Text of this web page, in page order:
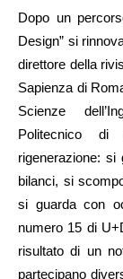
Dopo un
Design” si
direttore della
Sapienza di
Scienze
Politecnico di
rigenerazione:
bilanci, si
si guarda con
numero 15 di
risultato di un
partecipano